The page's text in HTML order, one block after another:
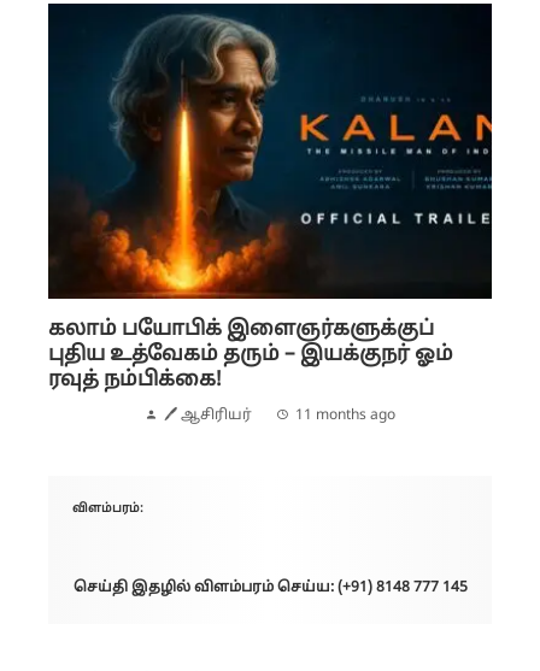
கலாம் பயோபிக் இளைஞர்களுக்குப்
புதிய உத்வேகம் தரும் – இயக்குநர் ஓம்
ரவுத் நம்பிக்கை!
🖊 ஆசிரியர் 11 months ago
விளம்பரம்:
செய்தி இதழில் விளம்பரம் செய்ய: (+91) 8148 777 145